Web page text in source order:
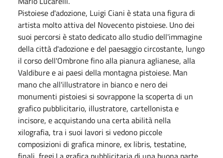
Pistoiese d'adozione, Luigi Ciani è stata una figura di
artista molto attiva del Novecento pistoiese. Uno dei
suoi percorsi è stato dedicato allo studio dell'immagine
della città d'adozione e del paesaggio circostante, lungo
il corso dell'Ombrone fino alla pianura aglianese, alla
Valdibure e ai paesi della montagna pistoiese. Man
mano che all'illustratore in bianco e nero dei
monumenti pistoiesi si sovrappone la scoperta di un
grafico pubblicitario, illustratore, cartellonista e
incisore, e acquistando una certa abilità nella
xilografia, tra i suoi lavori si vedono piccole
composizioni di grafica minore, ex libris, testatine,